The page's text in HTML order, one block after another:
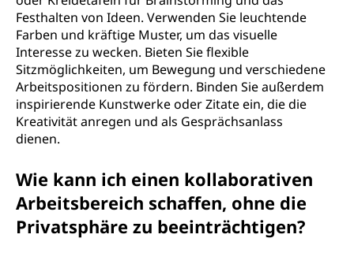
Festhalten von Ideen. Verwenden Sie leuchtende
Farben und kräftige Muster, um das visuelle
Interesse zu wecken. Bieten Sie flexible
Sitzmöglichkeiten, um Bewegung und verschiedene
Arbeitspositionen zu fördern. Binden Sie außerdem
inspirierende Kunstwerke oder Zitate ein, die die
Kreativität anregen und als Gesprächsanlass
dienen.
Wie kann ich einen kollaborativen
Arbeitsbereich schaffen, ohne die
Privatsphäre zu beeinträchtigen?